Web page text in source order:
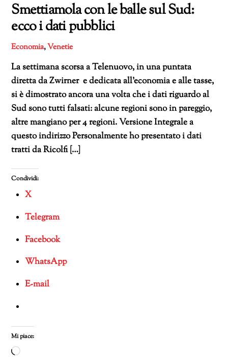
Smettiamola con le balle sul Sud:
ecco i dati pubblici
Economia,Venetie
La settimana scorsa a Telenuovo, in una puntata
diretta da Zwirner e dedicata all’economia e alle tasse,
si è dimostrato ancora una volta che i dati riguardo al
Sud sono tutti falsati: alcune regioni sono in pareggio,
altre mangiano per 4 regioni. Versione Integrale a
questo indirizzo Personalmente ho presentato i dati
tratti da Ricolfi […]
Condividi:
X
Telegram
Facebook
WhatsApp
E-mail
Mi piace:
Caricamento